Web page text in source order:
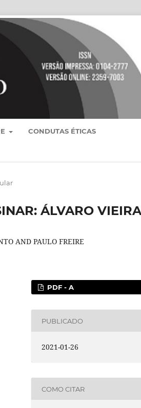
CONDUTAS ÉTICAS
ÁLVARO VIEIRA
AND PAULO FREIRE
PDF - A
PUBLICADO
2021-01-26
COMO CITAR